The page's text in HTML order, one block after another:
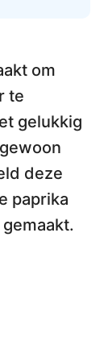
om
te
gelukkig
deze
paprika